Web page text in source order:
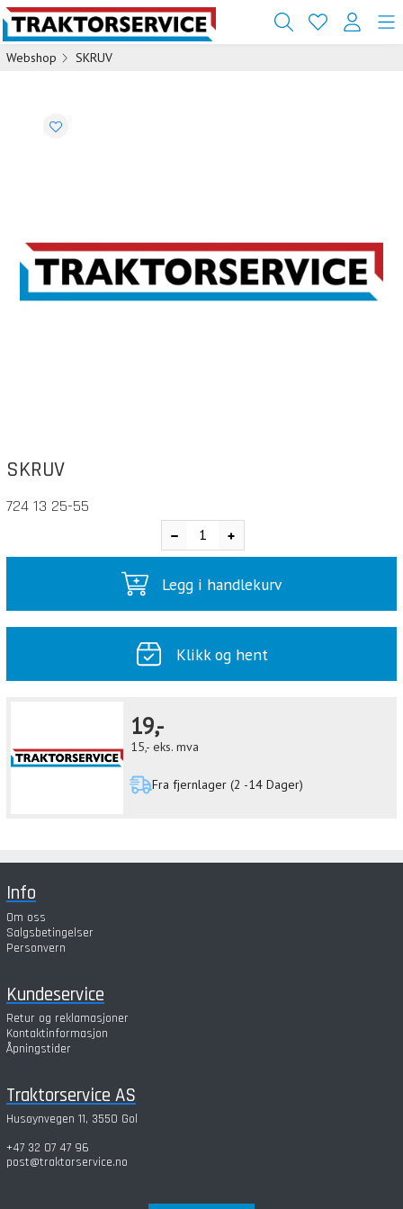
Webshop SKRUV
SKRUV
724 13 25-55
Legg i handlekurv
Klikk og hent
19,-
15,- eks. mva
Fra fjernlager (2 -14 Dager)
Info
Om oss
Salgsbetingelser
Personvern
Kundeservice
Retur og reklamasjoner
Kontaktinformasjon
Åpningstider
Traktorservice AS
Husøynvegen 11, 3550 Gol
+47 32 07 47 96
post@traktorservice.no